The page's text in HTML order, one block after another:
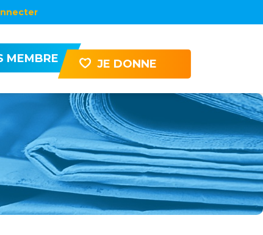
MEMBRE JE DONNE